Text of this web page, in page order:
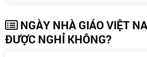
NGÀY NHÀ GIÁO VIỆT
ĐƯỢC NGHỈ KHÔNG?